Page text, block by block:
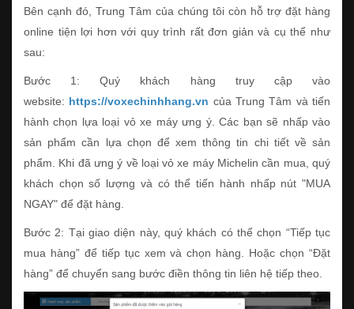
Bên cạnh đó, Trung Tâm của chúng tôi còn hỗ trợ đặt hàng
online tiện lợi hơn với quy trình rất đơn giản và cụ thể như
sau:
Bước 1: Quý khách hàng truy cập vào
website: https://voxechinhhang.vn của Trung Tâm và tiến
hành chọn lựa loại vỏ xe máy ưng ý. Các bạn sẽ nhấp vào
sản phẩm cần lựa chọn để xem thông tin chi tiết về sản
phẩm. Khi đã ưng ý về loại vỏ xe máy Michelin cần mua, quý
khách chọn số lượng và có thể tiến hành nhấp nút "MUA
NGAY" để đặt hàng.
Bước 2: Tại giao diện này, quý khách có thể chọn “Tiếp tục
mua hàng” để tiếp tục xem và chọn hàng. Hoặc chọn “Đặt
hàng” để chuyển sang bước điền thông tin liên hệ tiếp theo.